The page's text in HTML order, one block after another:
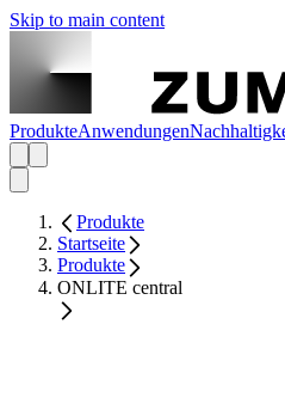
Skip to main content
ProdukteAnwendungen
Produkte
Startseite
Produkte
ONLITE central